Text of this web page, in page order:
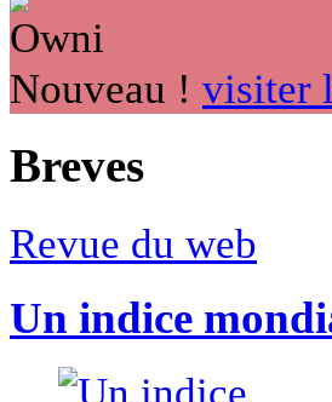
Nouveau ! visiter
Breves
Revue du web
Un indice